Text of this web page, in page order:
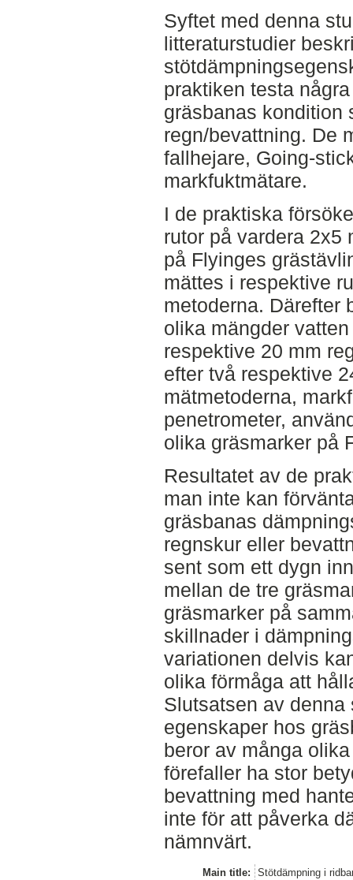
Syftet med denna
litteraturstudier
praktiken testa
gräsbanas kondition
regn/bevattning. De
fallhejare, Going-
markfuktmätare.
I de praktiska
rutor på vardera 2x5
på Flyinges
mättes i respektive
metoderna. Därefter
olika mängder
respektive 20 mm
efter två respektive
mätmetoderna,
penetrometer,
olika gräsmarker på
Resultatet av de
man inte kan
gräsbanas
regnskur eller
sent som ett dygn
mellan de tre
gräsmarker på
skillnader i
variationen delvis
olika förmåga att
Slutsatsen av
egenskaper hos
beror av många
förefaller ha stor
bevattning med
inte för att påverka
nämnvärt.
Main title:
Stötdämpning i